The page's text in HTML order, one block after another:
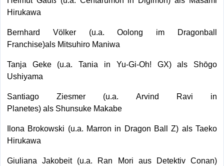
Hirukawa
Bernhard Völker (u.a. Oolong im Dragonball
Franchise)als Mitsuhiro Maniwa
Tanja Geke (u.a. Tania in Yu-Gi-Oh! GX) als Shōgo
Ushiyama
Santiago Ziesmer (u.a. Arvind Ravi in
Planetes) als Shunsuke Makabe
Ilona Brokowski (u.a. Marron in Dragon Ball Z) als Taeko
Hirukawa
Giuliana Jakobeit (u.a. Ran Mori aus Detektiv Conan)